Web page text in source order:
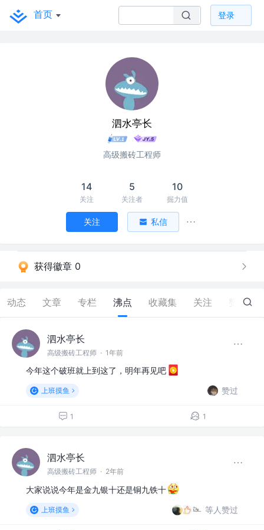
首页 登录
泗水亭长
高级搬砖工程师
14
关注
5
关注者
10
掘力值
关注 私信
获得徽章 0
动态 文章 专栏 沸点 收藏集 关注 9
泗水亭长
高级搬砖工程师 · 1年前
今年这个破班就上到这了，明年再见吧
上班摸鱼 赞过
1 1
泗水亭长
高级搬砖工程师 · 2年前
大家说说今年是金九银十还是铜九铁十
上班摸鱼 等人赞过